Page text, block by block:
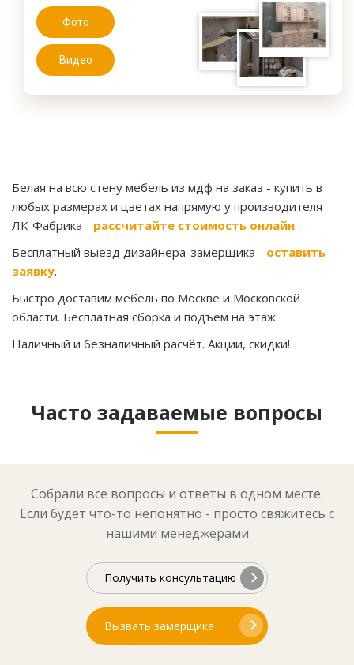
Фото
Видео
Белая на всю стену мебель из мдф на заказ - купить в
любых размерах и цветах напрямую у производителя
ЛК-Фабрика - рассчитайте стоимость онлайн.
Бесплатный выезд дизайнера-замерщика - оставить
заявку.
Быстро доставим мебель по Москве и Московской
области. Бесплатная сборка и подъём на этаж.
Наличный и безналичный расчёт. Акции, скидки!
Часто задаваемые вопросы
Собрали все вопросы и ответы в одном месте.
Если будет что-то непонятно - просто свяжитесь с
нашими менеджерами
Получить консультацию
Вызвать замерщика